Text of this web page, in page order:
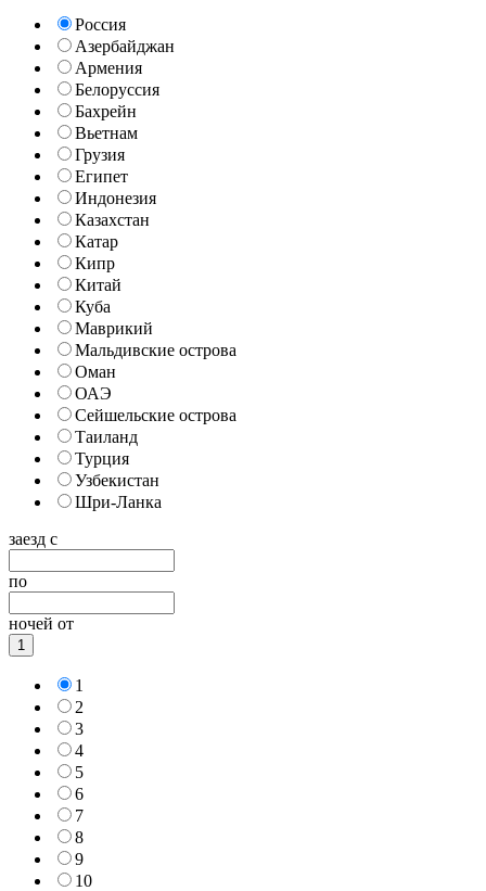
Россия
Азербайджан
Армения
Белоруссия
Бахрейн
Вьетнам
Грузия
Египет
Индонезия
Казахстан
Катар
Кипр
Китай
Куба
Маврикий
Мальдивские острова
Оман
ОАЭ
Сейшельские острова
Таиланд
Турция
Узбекистан
Шри-Ланка
заезд с
по
ночей от
1
1
2
3
4
5
6
7
8
9
10